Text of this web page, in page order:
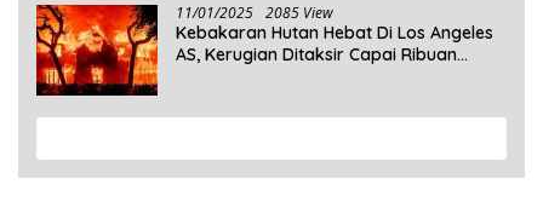
11/01/2025 2085 View
Kebakaran Hutan Hebat Di Los Angeles
AS, Kerugian Ditaksir Capai Ribuan